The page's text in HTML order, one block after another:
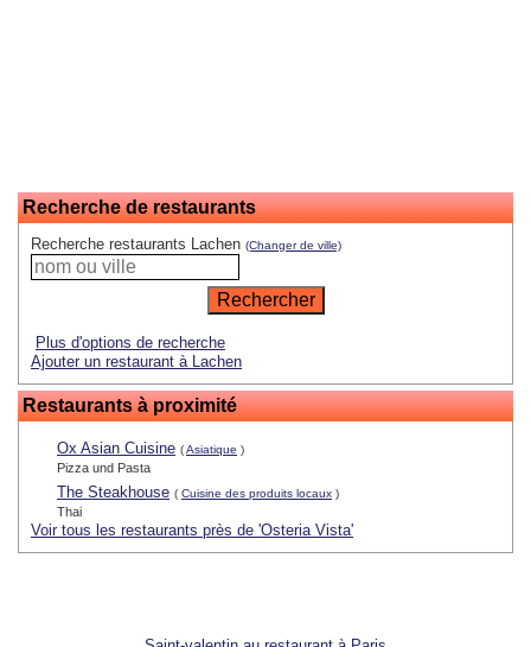
Recherche de restaurants
Recherche restaurants Lachen (Changer de ville)
Plus d'options de recherche
Ajouter un restaurant à Lachen
Restaurants à proximité
Ox Asian Cuisine (Asiatique )
Pizza und Pasta
The Steakhouse ( Cuisine des produits locaux )
Thai
Voir tous les restaurants près de 'Osteria Vista'